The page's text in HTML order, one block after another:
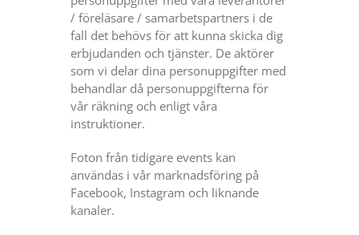
/ föreläsare / samarbetspartners i de
fall det behövs för att kunna skicka dig
erbjudanden och tjänster. De aktörer
som vi delar dina personuppgifter med
behandlar då personuppgifterna för
vår räkning och enligt våra
instruktioner.
Foton från tidigare events kan
användas i vår marknadsföring på
Facebook, Instagram och liknande
kanaler.